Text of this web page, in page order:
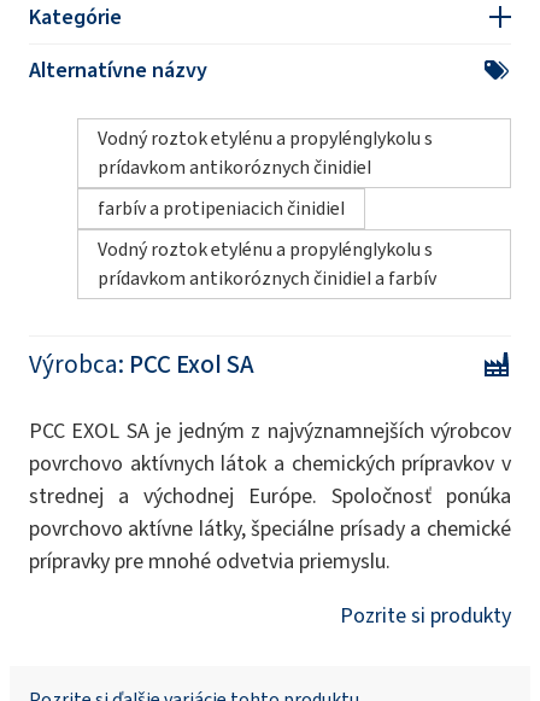
Kategórie
Alternatívne názvy
Vodný roztok etylénu a propylénglykolu s
prídavkom antikoróznych činidiel
farbív a protipeniacich činidiel
Vodný roztok etylénu a propylénglykolu s
prídavkom antikoróznych činidiel a farbív
Výrobca: PCC Exol SA
PCC EXOL SA je jedným z najvýznamnejších výrobcov
povrchovo aktívnych látok a chemických prípravkov v
strednej a východnej Európe. Spoločnosť ponúka
povrchovo aktívne látky, špeciálne prísady a chemické
prípravky pre mnohé odvetvia priemyslu.
Pozrite si produkty